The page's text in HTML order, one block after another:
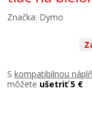
Značka: Dymo
S kompatibilnou
môžete ušetriť 5 €